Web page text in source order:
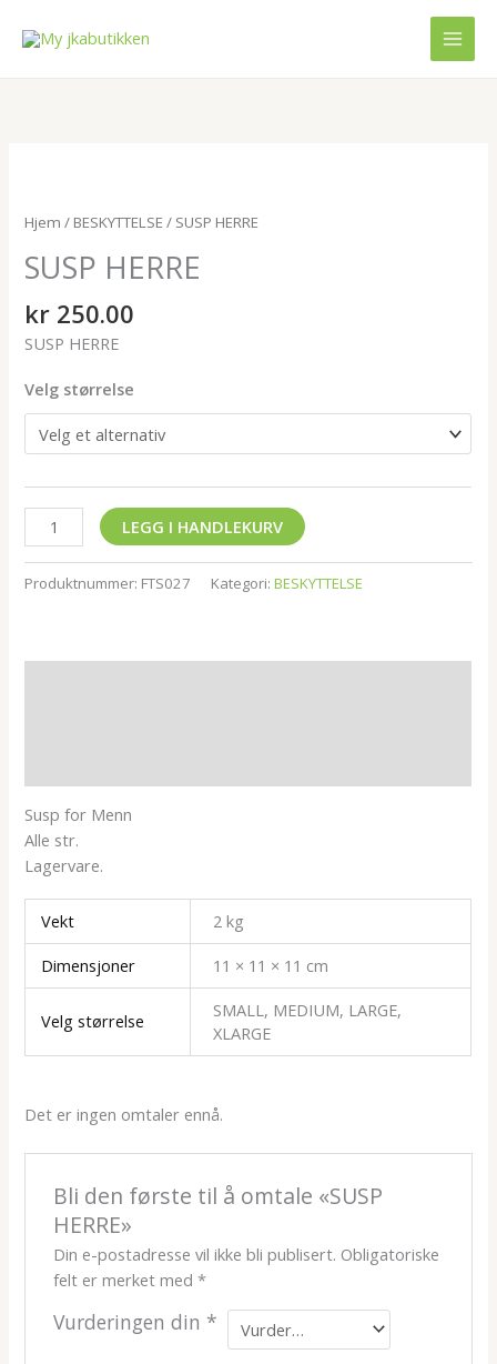
rett
Hjem / BESKYTTELSE / SUSP HERRE
SUSP HERRE
kr 250.00
SUSP HERRE
Velg størrelse
antall
LEGG I HANDLEKURV
Produktnummer: FTS027 Kategori:BESKYTTELSE
Susp for Menn
Alle str.
Lagervare.
Vekt
2 kg
Dimensjoner
11 × 11 × 11 cm
Velg størrelse
SMALL, MEDIUM, LARGE,
XLARGE
Det er ingen omtaler ennå.
Bli den første til å omtale «SUSP
HERRE»
Din e-postadresse vil ikke bli publisert. Obligatoriske
felt er merket med *
Vurderingen din *